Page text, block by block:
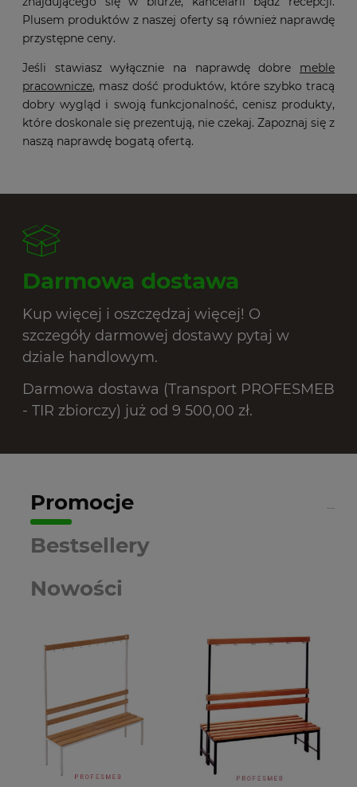
Plusem produktów z naszej oferty są również naprawdę
przystępne ceny.
Jeśli stawiasz wyłącznie na naprawdę dobre meble
pracownicze, masz dość produktów, które szybko tracą
dobry wygląd i swoją funkcjonalność, cenisz produkty,
które doskonale się prezentują, nie czekaj. Zapoznaj się z
naszą naprawdę bogatą ofertą.
Darmowa dostawa
Kup więcej i oszczędzaj więcej! O
szczegóły darmowej dostawy pytaj w
dziale handlowym.
Darmowa dostawa (Transport PROFESMEB
- TIR zbiorczy) już od 9 500,00 zł.
Promocje
Nowości
Bestsellery